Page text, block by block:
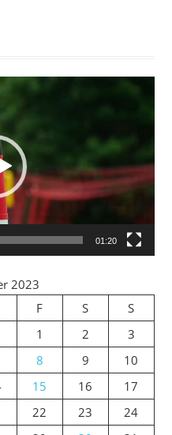
01:20
2023
F S
S
1
2
3
8 9
10
15 16
17
22 23
24